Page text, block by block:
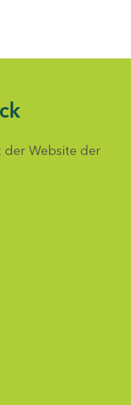
der Website der
auswählen